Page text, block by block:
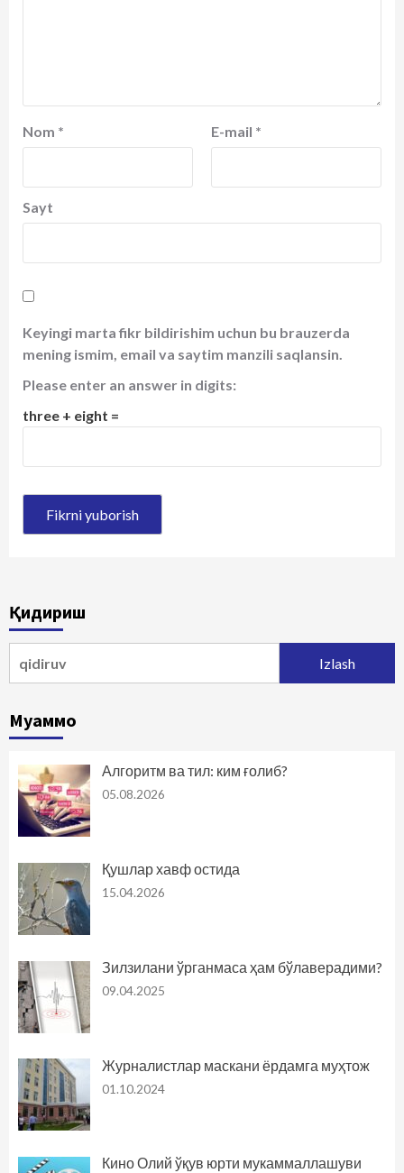
Nom * E-mail *
Sayt
Keyingi marta fikr bildirishim uchun bu brauzerda
mening ismim, email va saytim manzili saqlansin.
Please enter an answer in digits:
three + eight =
Қидириш
Муаммо
Алгоритм ва тил: ким ғолиб?
05.08.2026
Қушлар хавф остида
15.04.2026
Зилзилани ўрганмаса ҳам бўлаверадими?
09.04.2025
Журналистлар маскани ёрдамга муҳтож
01.10.2024
Кино Олий ўқув юрти мукаммаллашуви